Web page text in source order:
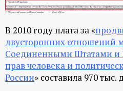
В 2010 году плата за «
двусторонних отношений
Соединенными Штатами и
прав человека и
России» составила 970 тыс.